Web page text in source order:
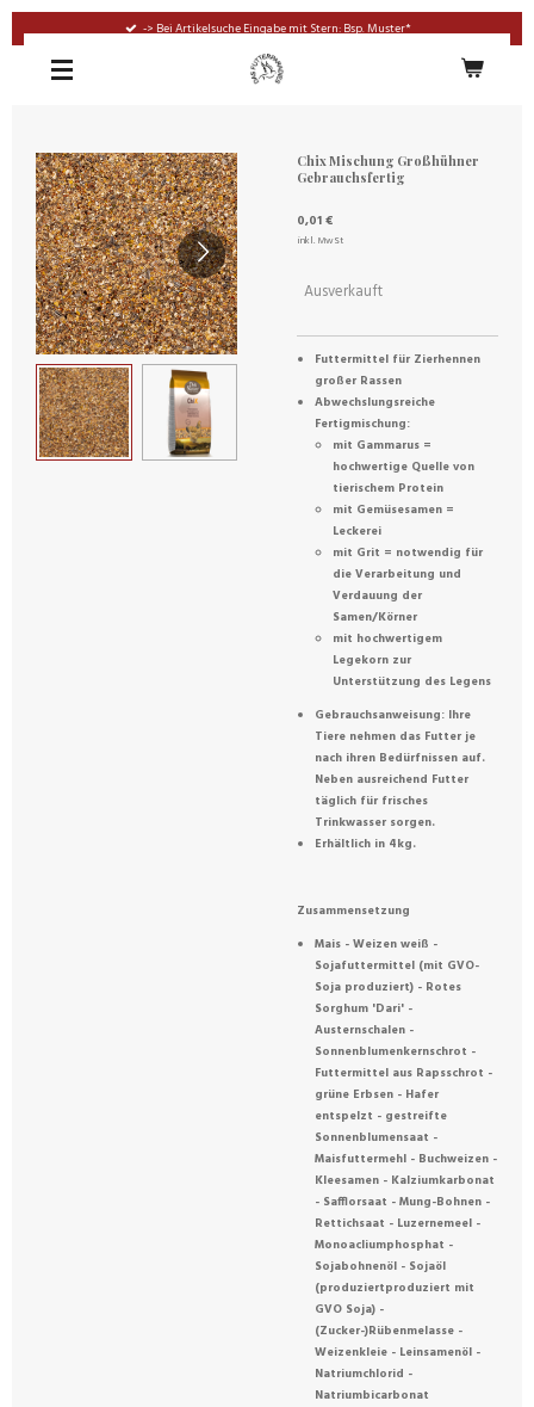
springen
-> Bei Artikelsuche Eingabe mit Stern: Bsp. Muster*
Chix Mischung Großhühner
Gebrauchsfertig
0,01 €
inkl. MwSt
Ausverkauft
Futtermittel für Zierhennen
großer Rassen
Abwechslungsreiche
Fertigmischung:
mit Gammarus =
hochwertige Quelle von
tierischem Protein
mit Gemüsesamen =
Leckerei
mit Grit = notwendig für
die Verarbeitung und
Verdauung der
Samen/Körner
mit hochwertigem
Legekorn zur
Unterstützung des Legens
Gebrauchsanweisung: Ihre
Tiere nehmen das Futter je
nach ihren Bedürfnissen auf.
Neben ausreichend Futter
täglich für frisches
Trinkwasser sorgen.
Erhältlich in 4kg.
Zusammensetzung
Mais - Weizen weiß -
Sojafuttermittel (mit GVO-
Soja produziert) - Rotes
Sorghum 'Dari' -
Austernschalen -
Sonnenblumenkernschrot -
Futtermittel aus Rapsschrot -
grüne Erbsen - Hafer
entspelzt - gestreifte
Sonnenblumensaat -
Maisfuttermehl - Buchweizen -
Kleesamen - Kalziumkarbonat
- Safflorsaat - Mung-Bohnen -
Rettichsaat - Luzernemeel -
Monoacliumphosphat -
Sojabohnenöl - Sojaöl
(produziertproduziert mit
GVO Soja) -
(Zucker-)Rübenmelasse -
Weizenkleie - Leinsamenöl -
Natriumchlorid -
Natriumbicarbonat